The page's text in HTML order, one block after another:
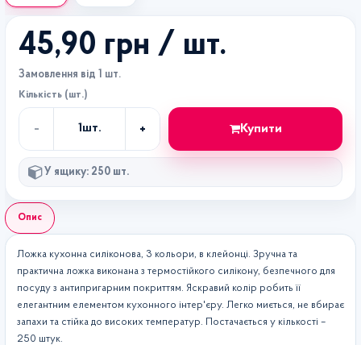
Опис
Ложка кухонна силіконова, 3 кольори, в клейонці. Зручна та
практична ложка виконана з термостійкого силікону, безпечного для
посуду з антипригарним покриттям. Яскравий колір робить її
елегантним елементом кухонного інтер'єру. Легко миється, не вбирає
запахи та стійка до високих температур. Постачається у кількості –
250 штук.
45,90 грн / шт.
Замовлення від 1 шт.
Кількість (шт.)
- 1шт. + Купити
У ящику: 250 шт.